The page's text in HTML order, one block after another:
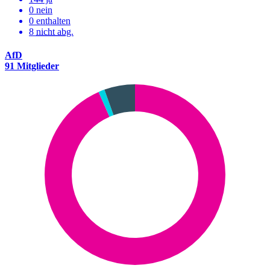
0 nein
0 enthalten
8 nicht abg.
AfD
91 Mitglieder